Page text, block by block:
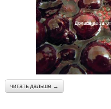
читать дальше →